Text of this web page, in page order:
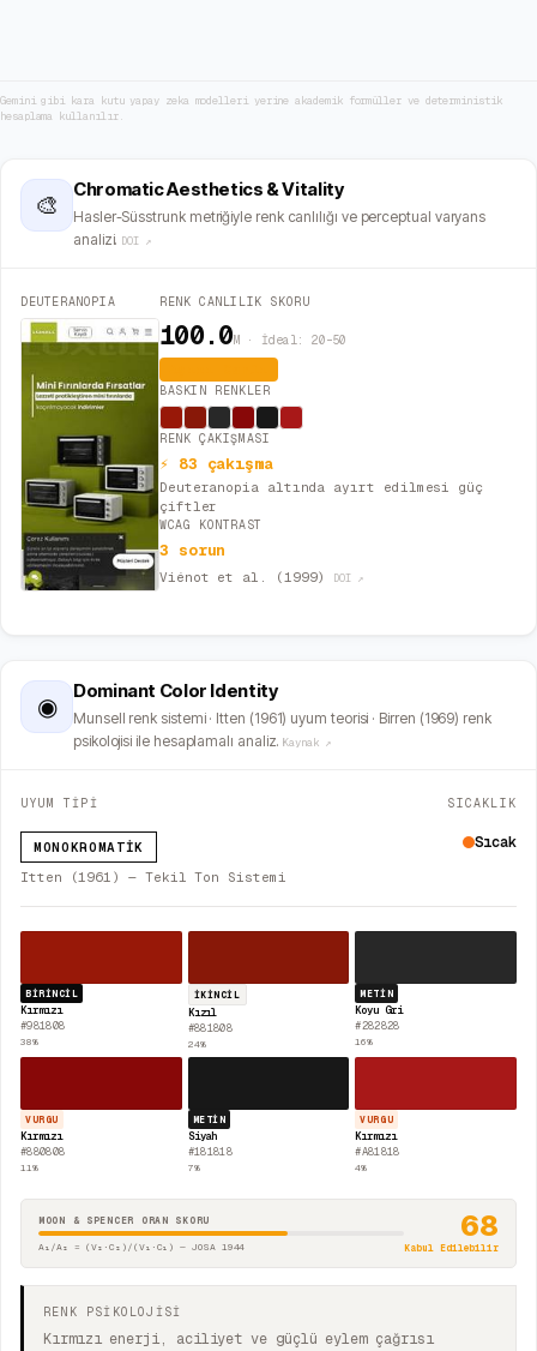
Gemini gibi kara kutu yapay zeka modelleri yerine akademik formüller ve deterministik
hesaplama kullanılır.
🎨
Chromatic Aesthetics & Vitality
Hasler-Süsstrunk metriğiyle renk canlılığı ve perceptual varyans
analizi. DOI ↗
DEUTERANOPIA RENK CANLILIK SKORU
100.0M · İdeal: 20–50
BASKIN RENKLER
RENK ÇAKIŞMASI
⚡ 83 çakışma
Deuteranopia altında ayırt edilmesi güç
çiftler
WCAG KONTRAST
3 sorun
Viénot et al. (1999) DOI ↗
◉
Dominant Color Identity
Munsell renk sistemi · Itten (1961) uyum teorisi · Birren (1969) renk
psikolojisi ile hesaplamalı analiz. Kaynak ↗
UYUM TİPİ
MONOKROMATIK
Itten (1961) — Tekil Ton Sistemi
SICAKLIK
Sıcak
BIRINCIL
Kırmızı
#981808
38%
İKINCIL
Kızıl
#881808
24%
METIN
Koyu Gri
#282828
16%
VURGU
Kırmızı
#880808
11%
METIN
Siyah
#181818
7%
VURGU
Kırmızı
#A81818
4%
MOON & SPENCER ORAN SKORU
A₁/A₂ = (V₂·C₂)/(V₁·C₁) — JOSA 1944
68
Kabul Edilebilir
RENK PSİKOLOJİSİ
Kırmızı enerji, aciliyet ve güçlü eylem çağrısı